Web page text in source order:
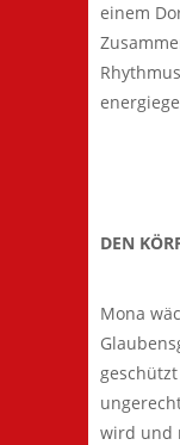
einem
DEN
Mona
wird und